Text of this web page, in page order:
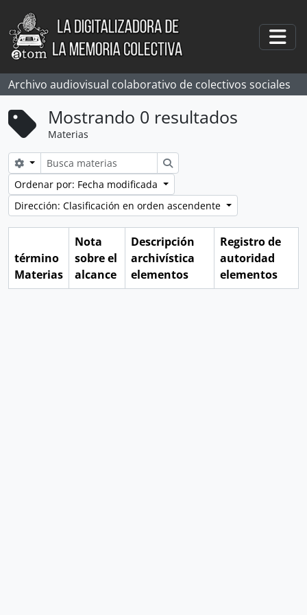
Skip to main content
Archivo audiovisual colaborativo de colectivos sociales
Mostrando 0 resultados
Materias
Search options
Búsqueda
Ordenar por: Fecha modificada
Dirección: Clasificación en orden ascendente
término
Materias
Nota
sobre el
alcance
Descripción
archivística
elementos
Registro de
autoridad
elementos